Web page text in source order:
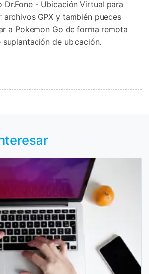
Dr.Fone - Ubicación Virtual para
GPX y también puedes
a Pokemon Go de forma remota
de ubicación.